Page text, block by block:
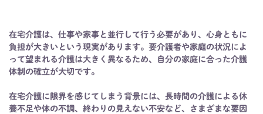
在宅介護は、仕事や家事と並行して行う必要があり、心身ともに
負担が大きいという現実があります。要介護者や家庭の状況によ
って望まれる介護は大きく異なるため、自分の家庭に合った介護
体制の確立が大切です。
在宅介護に限界を感じてしまう背景には、長時間の介護による休
養不足や体の不調、終わりの見えない不安など、さまざまな要因